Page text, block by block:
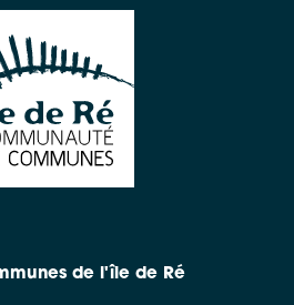
de l'île de Ré
is disabled.